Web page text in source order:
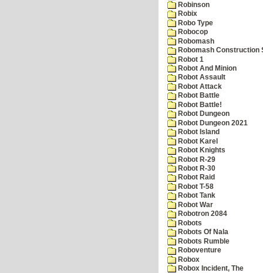
Robinson
Robix
Robo Type
Robocop
Robomash
Robomash Construction
Robot 1
Robot And Minion
Robot Assault
Robot Attack
Robot Battle
Robot Battle!
Robot Dungeon
Robot Dungeon 2021
Robot Island
Robot Karel
Robot Knights
Robot R-29
Robot R-30
Robot Raid
Robot T-58
Robot Tank
Robot War
Robotron 2084
Robots
Robots Of Nala
Robots Rumble
Roboventure
Robox
Robox Incident, The